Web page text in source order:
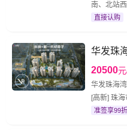
南、北站
直接认购
华发珠
20500
华发珠海湾
[高新] 珠
准签享99折